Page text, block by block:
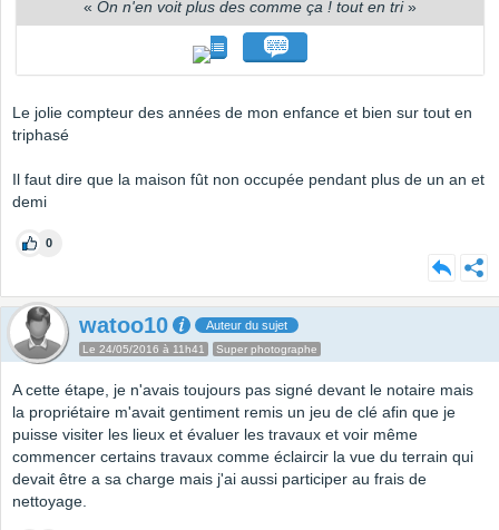
« On n'en voit plus des comme ça ! tout en tri»
Le jolie compteur des années de mon enfance et bien sur tout en
triphasé
Il faut dire que la maison fût non occupée pendant plus de un an et
demi
0
watoo10 Auteur du sujet
Le 24/05/2016 à 11h41 Super photographe
A cette étape, je n'avais toujours pas signé devant le notaire mais
la propriétaire m'avait gentiment remis un jeu de clé afin que je
puisse visiter les lieux et évaluer les travaux et voir même
commencer certains travaux comme éclaircir la vue du terrain qui
devait être a sa charge mais j'ai aussi participer au frais de
nettoyage.